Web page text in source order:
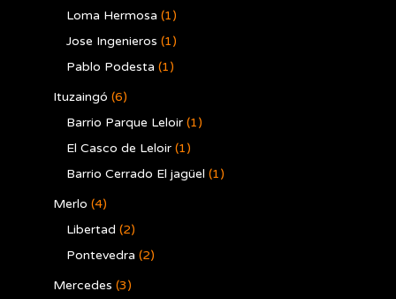
Loma Hermosa (1)
Jose Ingenieros (1)
Pablo Podesta (1)
Ituzaingó (6)
Barrio Parque Leloir (1)
El Casco de Leloir (1)
Barrio Cerrado El jagüel (1)
Merlo (4)
Libertad (2)
Pontevedra (2)
Mercedes (3)